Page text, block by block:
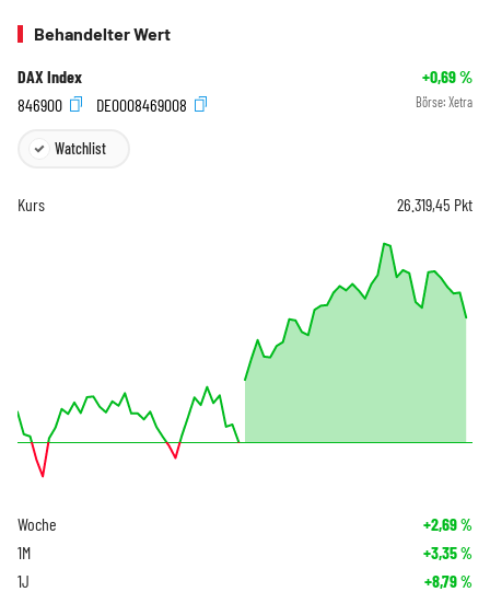
Behandelter Wert
DAX Index +0,69%
846900
DE0008469008 Börse: Xetra
Watchlist
Kurs 26.319,45 Pkt
Woche +2,69%
1M +3,35%
1J +8,79%